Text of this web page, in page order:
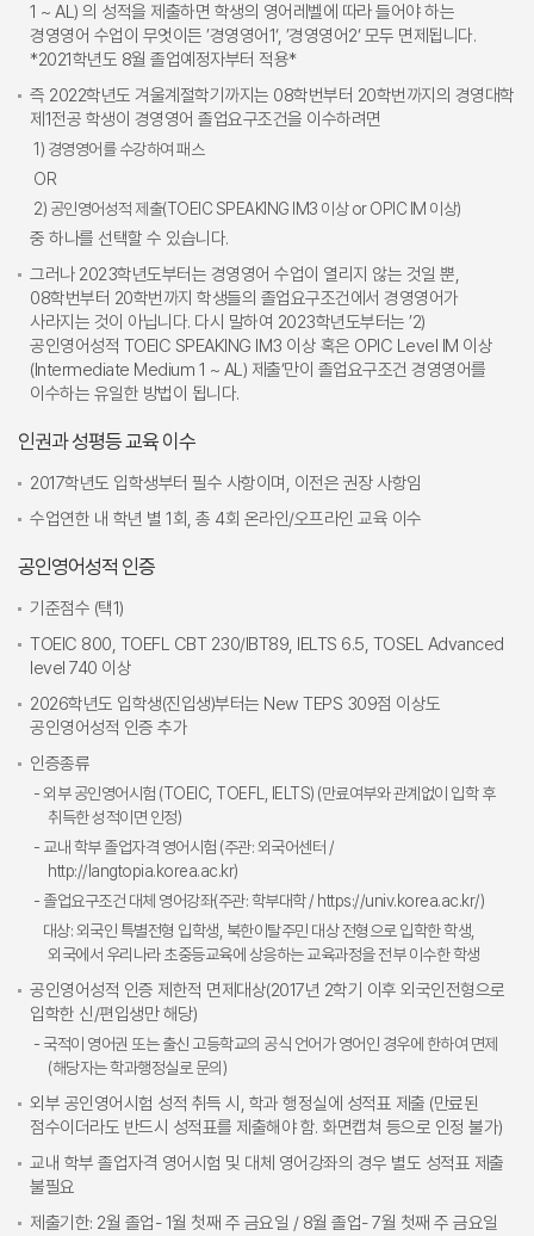
1 ~ AL) 의 성적을 제출하면 학생의 영어레벨에 따라 들어야 하는
경영영어 수업이 무엇이든 ’경영영어1‘, ’경영영어2‘ 모두 면제됩니다.
*2021학년도 8월 졸업예정자부터 적용*
즉 2022학년도 겨울계절학기까지는 08학번부터 20학번까지의 경영대학
제1전공 학생이 경영영어 졸업요구조건을 이수하려면
1) 경영영어를 수강하여 패스
OR
2) 공인영어성적 제출(TOEIC SPEAKING IM3 이상 or OPIC IM 이상)
중 하나를 선택할 수 있습니다.
그러나 2023학년도부터는 경영영어 수업이 열리지 않는 것일 뿐,
08학번부터 20학번까지 학생들의 졸업요구조건에서 경영영어가
사라지는 것이 아닙니다. 다시 말하여 2023학년도부터는 ’2)
공인영어성적 TOEIC SPEAKING IM3 이상 혹은 OPIC Level IM 이상
(Intermediate Medium 1 ~ AL) 제출‘만이 졸업요구조건 경영영어를
이수하는 유일한 방법이 됩니다.
인권과 성평등 교육 이수
2017학년도 입학생부터 필수 사항이며, 이전은 권장 사항임
수업연한 내 학년 별 1회, 총 4회 온라인/오프라인 교육 이수
공인영어성적 인증
기준점수 (택1)
TOEIC 800, TOEFL CBT 230/IBT89, IELTS 6.5, TOSEL Advanced
level 740 이상
2026학년도 입학생(진입생)부터는 New TEPS 309점 이상도
공인영어성적 인증 추가
인증종류
- 외부 공인영어시험 (TOEIC, TOEFL, IELTS) (만료여부와 관계없이 입학 후
취득한 성적이면 인정)
- 교내 학부 졸업자격 영어시험 (주관: 외국어센터 /
http://langtopia.korea.ac.kr)
- 졸업요구조건 대체 영어강좌(주관: 학부대학 / https://univ.korea.ac.kr/)
대상: 외국인 특별전형 입학생, 북한이탈주민 대상 전형으로 입학한 학생,
외국에서 우리나라 초중등교육에 상응하는 교육과정을 전부 이수한 학생
공인영어성적 인증 제한적 면제대상(2017년 2학기 이후 외국인전형으로
입학한 신/편입생만 해당)
- 국적이 영어권 또는 출신 고등학교의 공식 언어가 영어인 경우에 한하여 면제
(해당자는 학과행정실로 문의)
외부 공인영어시험 성적 취득 시, 학과 행정실에 성적표 제출 (만료된
점수이더라도 반드시 성적표를 제출해야 함. 화면캡쳐 등으로 인정 불가)
교내 학부 졸업자격 영어시험 및 대체 영어강좌의 경우 별도 성적표 제출
불필요
제출기한: 2월 졸업- 1월 첫째 주 금요일 / 8월 졸업- 7월 첫째 주 금요일